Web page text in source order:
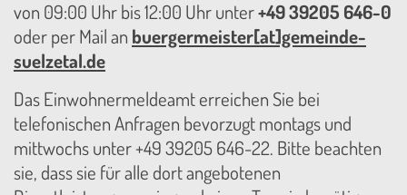
von 09:00 Uhr bis 12:00 Uhr unter+49 39205 646-0
oder per Mail an buergermeister[at]gemeinde-
suelzetal.de
Das Einwohnermeldeamt erreichen Sie bei
telefonischen Anfragen bevorzugt montags und
mittwochs unter +49 39205 646-22. Bitte beachten
sie, dass sie für alle dort angebotenen